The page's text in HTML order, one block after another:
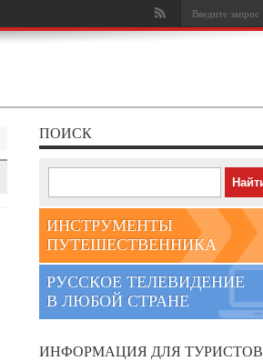
ПОИСК
ИНСТРУМЕНТЫ
ПУТЕШЕСТВЕННИКА
РУССКОЕ ТЕЛЕВИДЕНИЕ
В ЛЮБОЙ СТРАНЕ
ИНФОРМАЦИЯ ДЛЯ ТУРИСТОВ